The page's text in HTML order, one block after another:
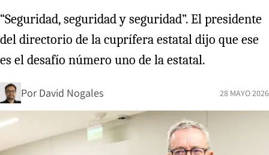
“Seguridad, seguridad y seguridad”. El presidente
del directorio de la cuprífera estatal dijo que ese
es el desafío número uno de la estatal.
Por David Nogales 28 MAYO 2026